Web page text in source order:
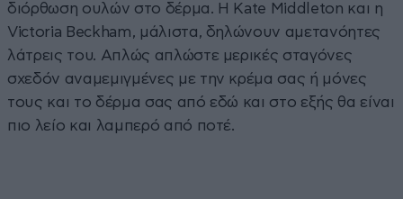
διόρθωση ουλών στο δέρμα. Η Kate Middleton και η
Victoria Beckham, μάλιστα, δηλώνουν αμετανόητες
λάτρεις του. Απλώς απλώστε μερικές σταγόνες
σχεδόν αναμεμιγμένες με την κρέμα σας ή μόνες
τους και το δέρμα σας από εδώ και στο εξής θα είναι
πιο λείο και λαμπερό από ποτέ.